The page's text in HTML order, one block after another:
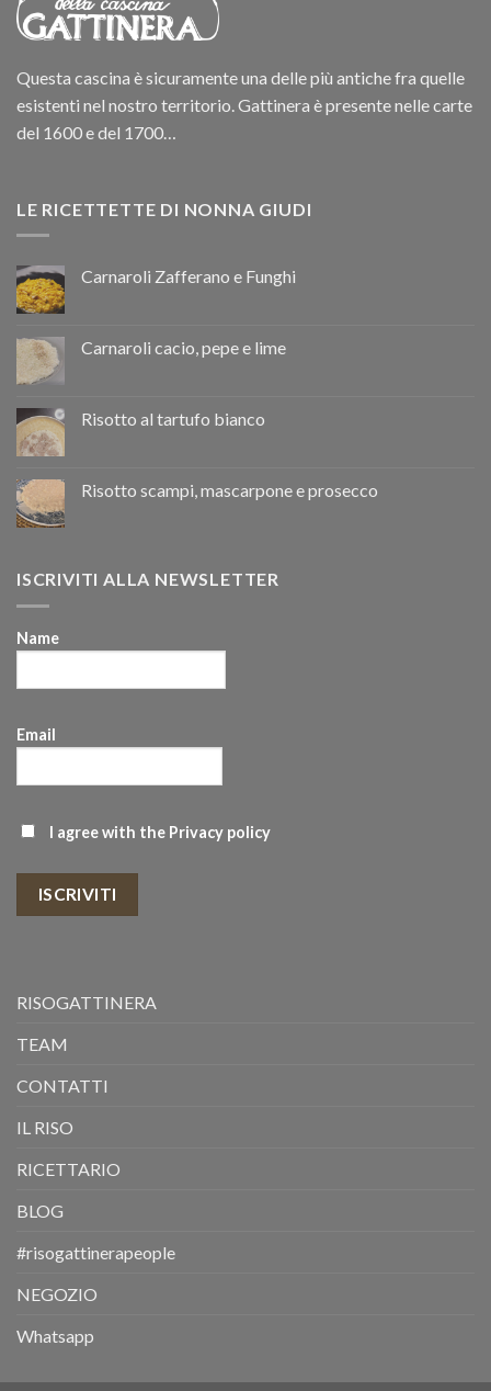
Questa cascina è sicuramente una delle più antiche fra quelle
esistenti nel nostro territorio. Gattinera è presente nelle carte
del 1600 e del 1700…
LE RICETTETTE DI NONNA GIUDI
Carnaroli Zafferano e Funghi
Carnaroli cacio, pepe e lime
Risotto al tartufo bianco
Risotto scampi, mascarpone e prosecco
ISCRIVITI ALLA NEWSLETTER
Name
Email
I agree with the Privacy policy
ISCRIVITI
RISOGATTINERA
TEAM
CONTATTI
IL RISO
RICETTARIO
BLOG
#risogattinerapeople
NEGOZIO
Whatsapp